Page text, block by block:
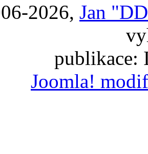
2026, Jan
publikace:
Joomla!